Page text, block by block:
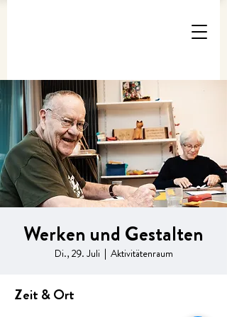
Werken und Gestalten
Di., 29. Juli
  |
Aktivitätenraum
Zeit & Ort